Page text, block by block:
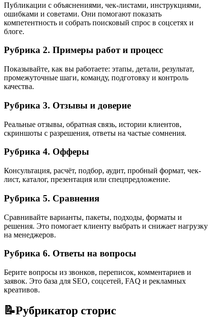
Публикации с объяснениями, чек-листами, инструкциями,
ошибками и советами. Они помогают показать
компетентность и собрать поисковый спрос в соцсетях и
блоге.
Рубрика 2. Примеры работ и процесс
Показывайте, как вы работаете: этапы, детали, результат,
промежуточные шаги, команду, подготовку и контроль
качества.
Рубрика 3. Отзывы и доверие
Реальные отзывы, обратная связь, истории клиентов,
скриншоты с разрешения, ответы на частые сомнения.
Рубрика 4. Офферы
Консультация, расчёт, подбор, аудит, пробный формат, чек-
лист, каталог, презентация или спецпредложение.
Рубрика 5. Сравнения
Сравнивайте варианты, пакеты, подходы, форматы и
решения. Это помогает клиенту выбрать и снижает нагрузку
на менеджеров.
Рубрика 6. Ответы на вопросы
Берите вопросы из звонков, переписок, комментариев и
заявок. Это база для SEO, соцсетей, FAQ и рекламных
креативов.
📝Рубрикатор сторис